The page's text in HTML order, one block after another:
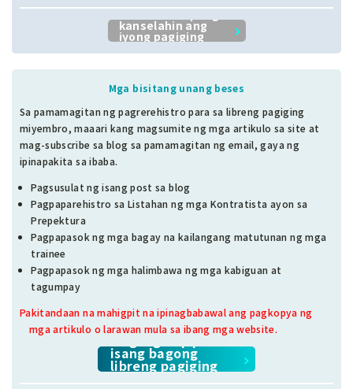
kanselahin ang
iyong pagiging
Mga bisitang unang beses
Sa pamamagitan ng pagrerehistro para sa libreng pagiging
miyembro, maaari kang magsumite ng mga artikulo sa site at
mag-subscribe sa blog sa pamamagitan ng email, gaya ng
ipinapakita sa ibaba.
Pagsusulat ng isang post sa blog
Pagpaparehistro sa Listahan ng mga Kontratista ayon sa
Prepektura
Pagpapasok ng mga bagay na kailangang matutunan ng mga
trainee
Pagpapasok ng mga halimbawa ng mga kabiguan at
tagumpay
Pakitandaan na mahigpit na ipinagbabawal ang pagkopya ng
mga artikulo o larawan mula sa ibang mga website.
Mag-sign up para sa
isang bagong
libreng pagiging
miyembro.